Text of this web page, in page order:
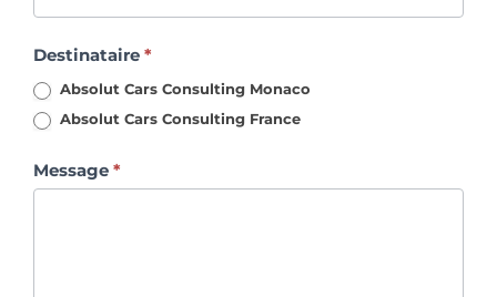
Destinataire *
Absolut Cars Consulting Monaco
Absolut Cars Consulting France
Message *